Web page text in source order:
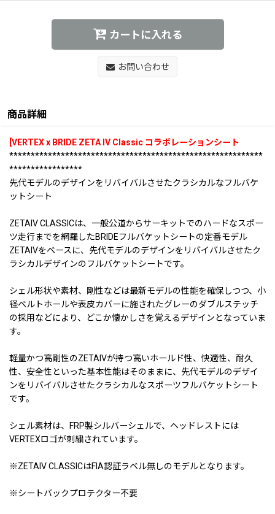
カートに入れる
お問い合わせ
商品詳細
[VERTEX x BRIDE ZETA IV Classic コラボレーションシート
***********************************************************
*****************
先代モデルのデザインをリバイバルさせたクラシカルなフルバケ
ットシート
ZETAIV CLASSICは、一般公道からサーキットでのハードなスポー
ツ走行までを網羅したBRIDEフルバケットシートの定番モデル
ZETAIVをベースに、先代モデルのデザインをリバイバルさせたク
ラシカルデザインのフルバケットシートです。
シェル形状や素材、剛性などは最新モデルの性能を確保しつつ、小
径ベルトホールや表皮カバーに施されたグレーのダブルステッチ
の採用などにより、どこか懐かしさを覚えるデザインとなっていま
す。
軽量かつ高剛性のZETAIVが持つ高いホールド性、快適性、耐久
性、安全性といった基本性能はそのままに、先代モデルのデザイ
ンをリバイバルさせたクラシカルなスポーツフルバケットシート
です。
シェル素材は、FRP製シルバーシェルで、ヘッドレストには
VERTEXロゴが刺繍されています。
※ZETAIV CLASSICはFIA認証ラベル無しのモデルとなります。
※シートバックプロテクター不要